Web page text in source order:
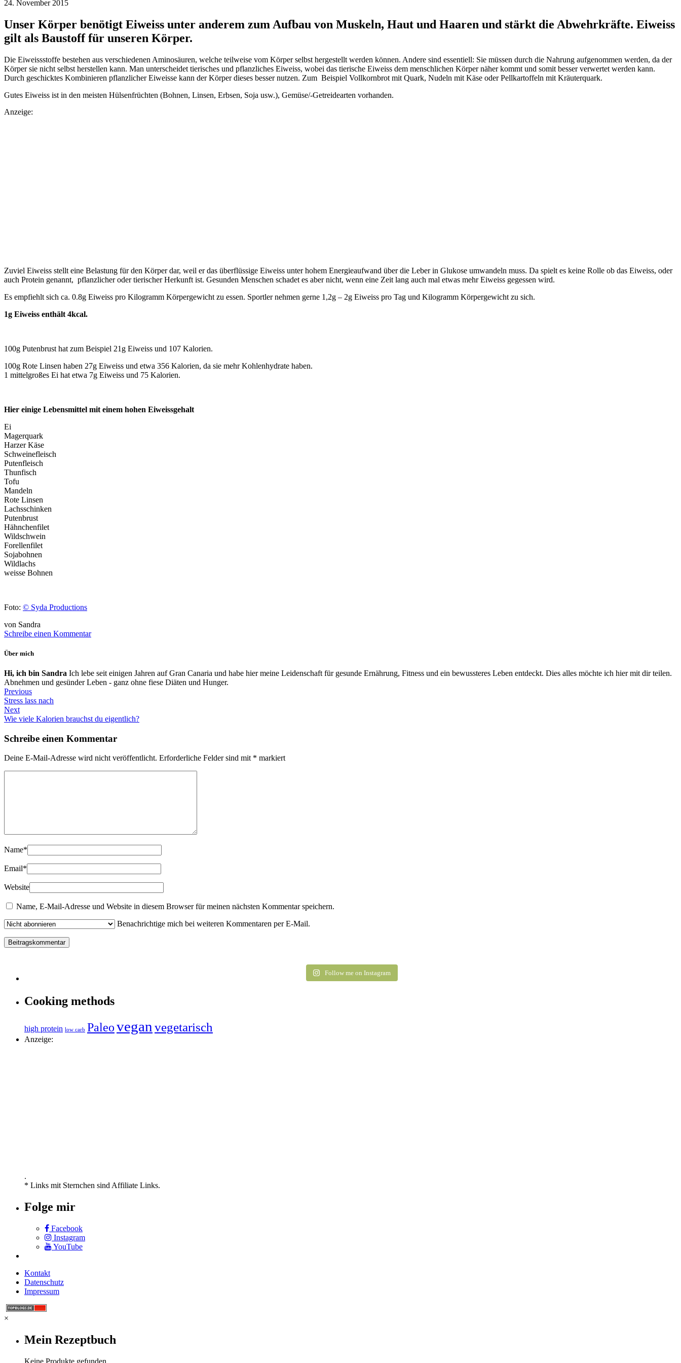
24. November 2015
Unser Körper benötigt Eiweiss unter anderem zum Aufbau von Muskeln, Haut und Haaren und stärkt die Abwehrkräfte. Eiweiss
gilt als Baustoff für unseren Körper.
Die Eiweissstoffe bestehen aus verschiedenen Aminosäuren, welche teilweise vom Körper selbst hergestellt werden können. Andere sind essentiell: Sie müssen durch die Nahrung aufgenommen werden, da der
Körper sie nicht selbst herstellen kann. Man unterscheidet tierisches und pflanzliches Eiweiss, wobei das tierische Eiweiss dem menschlichen Körper näher kommt und somit besser verwertet werden kann.
Durch geschicktes Kombinieren pflanzlicher Eiweisse kann der Körper dieses besser nutzen. Zum Beispiel Vollkornbrot mit Quark, Nudeln mit Käse oder Pellkartoffeln mit Kräuterquark.
Gutes Eiweiss ist in den meisten Hülsenfrüchten (Bohnen, Linsen, Erbsen, Soja usw.), Gemüse/-Getreidearten vorhanden.
Anzeige:
Zuviel Eiweiss stellt eine Belastung für den Körper dar, weil er das überflüssige Eiweiss unter hohem Energieaufwand über die Leber in Glukose umwandeln muss. Da spielt es keine Rolle ob das Eiweiss, oder
auch Protein genannt, pflanzlicher oder tierischer Herkunft ist. Gesunden Menschen schadet es aber nicht, wenn eine Zeit lang auch mal etwas mehr Eiweiss gegessen wird.
Es empfiehlt sich ca. 0.8g Eiweiss pro Kilogramm Körpergewicht zu essen. Sportler nehmen gerne 1,2g – 2g Eiweiss pro Tag und Kilogramm Körpergewicht zu sich.
1g Eiweiss enthält 4kcal.
100g Putenbrust hat zum Beispiel 21g Eiweiss und 107 Kalorien.
100g Rote Linsen haben 27g Eiweiss und etwa 356 Kalorien, da sie mehr Kohlenhydrate haben.
1 mittelgroßes Ei hat etwa 7g Eiweiss und 75 Kalorien.
Hier einige Lebensmittel mit einem hohen Eiweissgehalt
Ei
Magerquark
Harzer Käse
Schweinefleisch
Putenfleisch
Thunfisch
Tofu
Mandeln
Rote Linsen
Lachsschinken
Putenbrust
Hähnchenfilet
Wildschwein
Forellenfilet
Sojabohnen
Wildlachs
weisse Bohnen
Foto: © Syda Productions
von Sandra
Schreibe einen Kommentar
Über mich
Hi, ich bin Sandra Ich lebe seit einigen Jahren auf Gran Canaria und habe hier meine Leidenschaft für gesunde Ernährung, Fitness und ein bewussteres Leben entdeckt. Dies alles möchte ich hier mit dir teilen.
Abnehmen und gesünder Leben - ganz ohne fiese Diäten und Hunger.
Previous
Stress lass nach
Next
Wie viele Kalorien brauchst du eigentlich?
Schreibe einen Kommentar
Deine E-Mail-Adresse wird nicht veröffentlicht. Erforderliche Felder sind mit * markiert
Name*
Email*
Website
Name, E-Mail-Adresse und Website in diesem Browser für meinen nächsten Kommentar speichern.
Benachrichtige mich bei weiteren Kommentaren per E-Mail.
Follow me on Instagram
Cooking methods
high protein low carb Paleovegan vegetarisch
Anzeige:
.
* Links mit Sternchen sind Affiliate Links.
Folge mir
Facebook
Instagram
YouTube
Kontakt
Datenschutz
Impressum
×
Mein Rezeptbuch
Keine Produkte gefunden.